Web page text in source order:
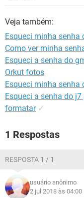
Veja também:
Esqueci minha senha
Como ver minha
Esqueci a senha do
Orkut fotos
Esqueci minha senha
Esqueci a senha do
formatar ✓
1 Respostas
RESPOSTA 1 / 1
usuário anônimo
2 jul 2018 às 04:00